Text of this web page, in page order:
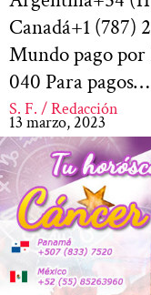
Canadá+1 (787)
Mundo pago por
040 Para pagos…
S. F. / Redacción
13 marzo, 2023